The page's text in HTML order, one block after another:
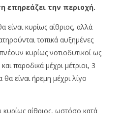
επηρεάζει την περιοχή.
είναι κυρίως αίθριος, αλλά
τοπικά αυξημένες
κυρίως νοτιοδυτικοί ως
παροδικά μέχρι μέτριοι, 3
είναι ήρεμη μέχρι λίγο
κυρίως αίθριος, ωστόσο κατά